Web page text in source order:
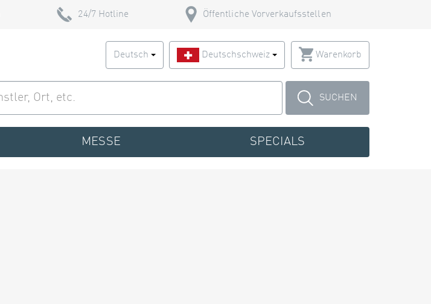
24/7 Hotline Öffentliche Vorverkaufsstellen
Deutsch Deutschschweiz Warenkorb
SUCHEN
MESSE SPECIALS